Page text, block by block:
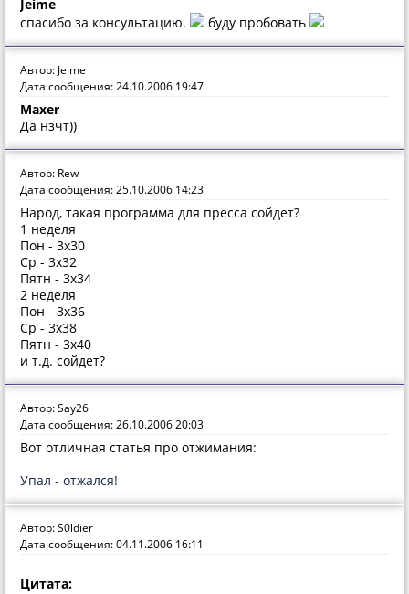
Jeime
спасибо за консультацию.
буду пробовать
Автор: Jeime
Дата сообщения: 24.10.2006 19:47
Maxer
Да нзчт))
Автор: Rew
Дата сообщения: 25.10.2006 14:23
Народ, такая программа для пресса сойдет?
1 неделя
Пон - 3x30
Ср - 3x32
Пятн - 3x34
2 неделя
Пон - 3x36
Ср - 3x38
Пятн - 3x40
и т.д. сойдет?
Автор: Say26
Дата сообщения: 26.10.2006 20:03
Вот отличная статья про отжимания:
Упал - отжался!
Автор: S0ldier
Дата сообщения: 04.11.2006 16:11
Цитата: